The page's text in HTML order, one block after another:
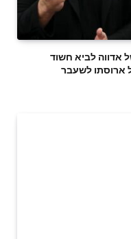
אדווה לביא חשוד
ארוסתו לשעבר